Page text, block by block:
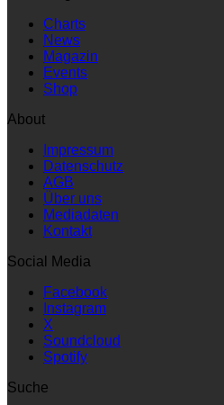
Charts
News
Magazin
Events
Shop
About
Impressum
Datenschutz
AGB
Über uns
Mediadaten
Kontakt
Social Media
Facebook
Instagram
X
Soundcloud
Spotify
Suche